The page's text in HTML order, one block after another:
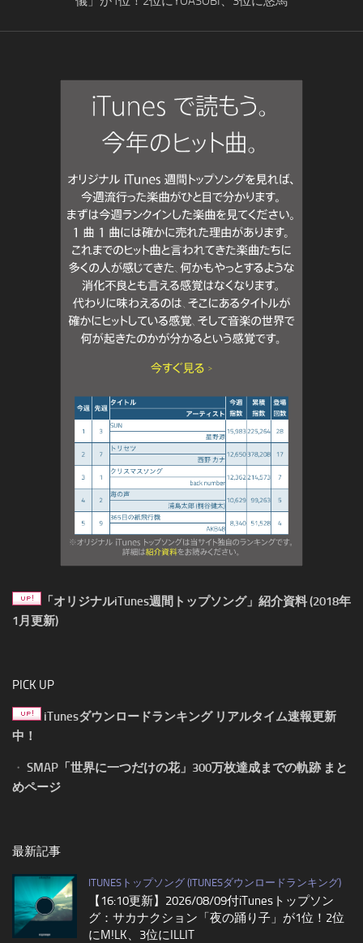
「オリジナルiTunes週間トップソング」紹介資料 (2018年
1月更新)
PICK UP
iTunesダウンロードランキング リアルタイム速報更新
中！
・ SMAP「世界に一つだけの花」300万枚達成までの軌跡 まと
めページ
最新記事
ITUNESトップソング (ITUNESダウンロードランキング)
【16:10更新】2026/08/09付iTunesトップソン
グ：サカナクション「夜の踊り子」が1位！2位
にM!LK、3位にILLIT